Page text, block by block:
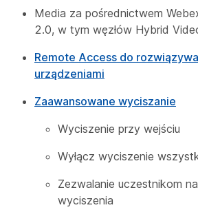
Media za pośrednictwem
2.0, w tym węzłów Hybrid
Remote Access do
urządzeniami
Zaawansowane wyciszanie
Wyciszenie przy wejściu
Wyłącz wyciszenie
Zezwalanie uczestnikom
wyciszenia